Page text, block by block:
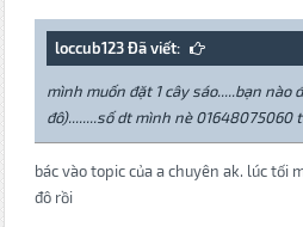
loccub123 Đã viết:
mình muốn đặt 1 cây sáo.....bạn nào
đô)........số dt mình nè 01648075060
bác vào topic của a chuyên ak. lúc tối
đô rồi